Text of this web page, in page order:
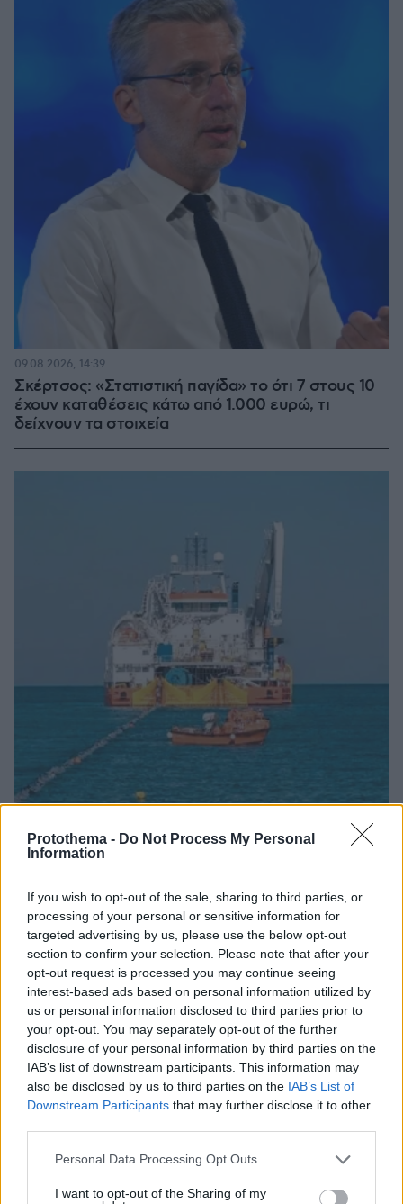
Protothema - Do Not Process My Personal
Information
If you wish to opt-out of the sale, sharing to third parties, or
processing of your personal or sensitive information for
targeted advertising by us, please use the below opt-out
section to confirm your selection. Please note that after your
opt-out request is processed you may continue seeing
interest-based ads based on personal information utilized by
us or personal information disclosed to third parties prior to
your opt-out. You may separately opt-out of the further
disclosure of your personal information by third parties on the
IAB’s list of downstream participants. This information may
also be disclosed by us to third parties on the IAB’s List of
Downstream Participants that may further disclose it to other
Please note that this website/app uses one or more Google
not limited to your visit or usage behaviour. You may click to
Personal Data Processing Opt Outs
I want to opt-out of the Sharing of my
Σκέρτσος: «Στατιστική παγίδα» το ότι 7 στους 10
έχουν καταθέσεις κάτω από 1.000 ευρώ, τι
δείχνουν τα στοιχεία
09.08.2026, 14:39
πρίζα: Σπασμωδικές κινήσεις της Άγκυρας με
παραβιάσεις και αδιαλλαξία στο Κυπριακό
09.08.2026, 17:36
Η Πολιτική Αεροπορία διαπίστωσε
κενό στον νόμο όταν ένας... απίθανος
τύπος προσγείωσε το ελικόπτερό του
στο Σαρακήνικο με εκατοντάδες
λουόμενους - Παρέμβαση Εισαγγελέα
09.08.2026, 14:15 211
Πώς ο Μέγας Αλέξανδρος συνέτριψε
Έλληνα στρατηλάτη στα Βαλκάνια
πριν 44 λεπτά 1